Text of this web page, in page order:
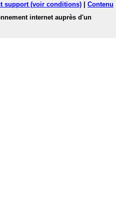
support (voir conditions)
Contenu
internet auprès d'un